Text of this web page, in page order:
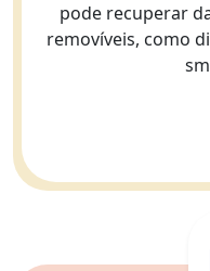
pode recuperar
removíveis, como